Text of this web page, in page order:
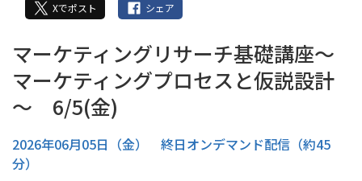
Xでポスト シェア
マーケティングリサーチ基礎講座～
マーケティングプロセスと仮説設計
～ 6/5(金)
2026年06月05日（金） 終日オンデマンド配信（約45
分）